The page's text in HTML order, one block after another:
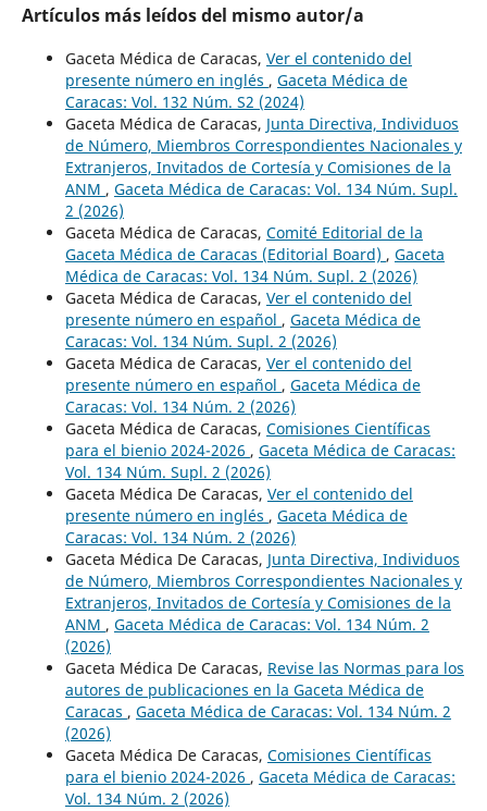
Artículos más leídos del mismo autor/a
Gaceta Médica de Caracas, Ver el contenido del
presente número en inglés , Gaceta Médica de
Caracas: Vol. 132 Núm. S2 (2024)
Gaceta Médica de Caracas, Junta Directiva, Individuos
de Número, Miembros Correspondientes Nacionales y
Extranjeros, Invitados de Cortesía y Comisiones de la
ANM , Gaceta Médica de Caracas: Vol. 134 Núm. Supl.
2 (2026)
Gaceta Médica de Caracas, Comité Editorial de la
Gaceta Médica de Caracas (Editorial Board) , Gaceta
Médica de Caracas: Vol. 134 Núm. Supl. 2 (2026)
Gaceta Médica de Caracas, Ver el contenido del
presente número en español , Gaceta Médica de
Caracas: Vol. 134 Núm. Supl. 2 (2026)
Gaceta Médica de Caracas, Ver el contenido del
presente número en español , Gaceta Médica de
Caracas: Vol. 134 Núm. 2 (2026)
Gaceta Médica de Caracas, Comisiones Científicas
para el bienio 2024-2026 , Gaceta Médica de Caracas:
Vol. 134 Núm. Supl. 2 (2026)
Gaceta Médica De Caracas, Ver el contenido del
presente número en inglés , Gaceta Médica de
Caracas: Vol. 134 Núm. 2 (2026)
Gaceta Médica De Caracas, Junta Directiva, Individuos
de Número, Miembros Correspondientes Nacionales y
Extranjeros, Invitados de Cortesía y Comisiones de la
ANM , Gaceta Médica de Caracas: Vol. 134 Núm. 2
(2026)
Gaceta Médica De Caracas, Revise las Normas para los
autores de publicaciones en la Gaceta Médica de
Caracas , Gaceta Médica de Caracas: Vol. 134 Núm. 2
(2026)
Gaceta Médica De Caracas, Comisiones Científicas
para el bienio 2024-2026 , Gaceta Médica de Caracas:
Vol. 134 Núm. 2 (2026)